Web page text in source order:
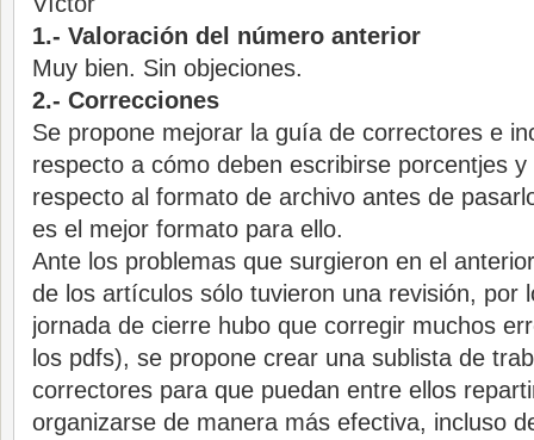
1.- Valoración del número anterior
Muy bien. Sin objeciones.
2.- Correcciones
Se propone mejorar la guía de correctores e
respecto a cómo deben escribirse porcentjes
respecto al formato de archivo antes de
es el mejor formato para ello.
Ante los problemas que surgieron en el
de los artículos sólo tuvieron una revisión, por
jornada de cierre hubo que corregir muchos
los pdfs), se propone crear una sublista de
correctores para que puedan entre ellos
organizarse de manera más efectiva, incluso